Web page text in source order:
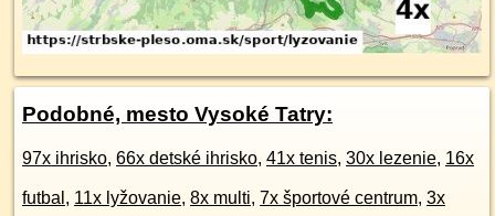
Podobné, mesto Vysoké Tatry:
97x ihrisko, 66x detské ihrisko, 41x tenis, 30x lezenie, 16x
futbal , 11x lyžovanie, 8x multi, 7x športové centrum, 3x